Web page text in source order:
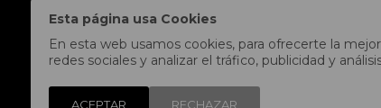
Esta página usa Cookies
En esta web usamos cookies, para ofrecerte la
redes sociales y analizar el tráfico, publicidad y
ACEPTAR RECHAZAR
Tiendas
Contacto
Trabaja con nosotros
Envíos y
Preguntas